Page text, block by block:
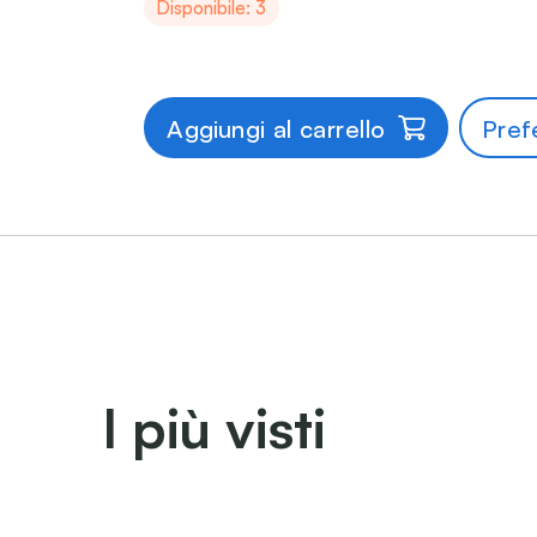
Disponibile: 3
Aggiungi al carrello
I più visti